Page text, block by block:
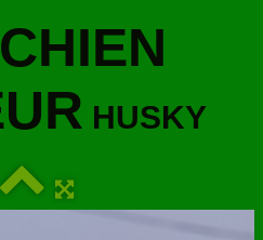
CHIEN
HUSKY